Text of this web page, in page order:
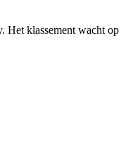
Het klassement wacht op